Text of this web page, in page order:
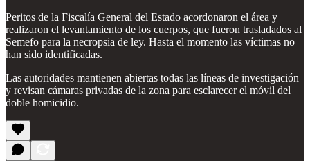
Peritos de la Fiscalía General del Estado acordonaron el área y
realizaron el levantamiento de los cuerpos, que fueron trasladados al
Semefo para la necropsia de ley. Hasta el momento las víctimas no
han sido identificadas.
Las autoridades mantienen abiertas todas las líneas de investigación
y revisan cámaras privadas de la zona para esclarecer el móvil del
doble homicidio.